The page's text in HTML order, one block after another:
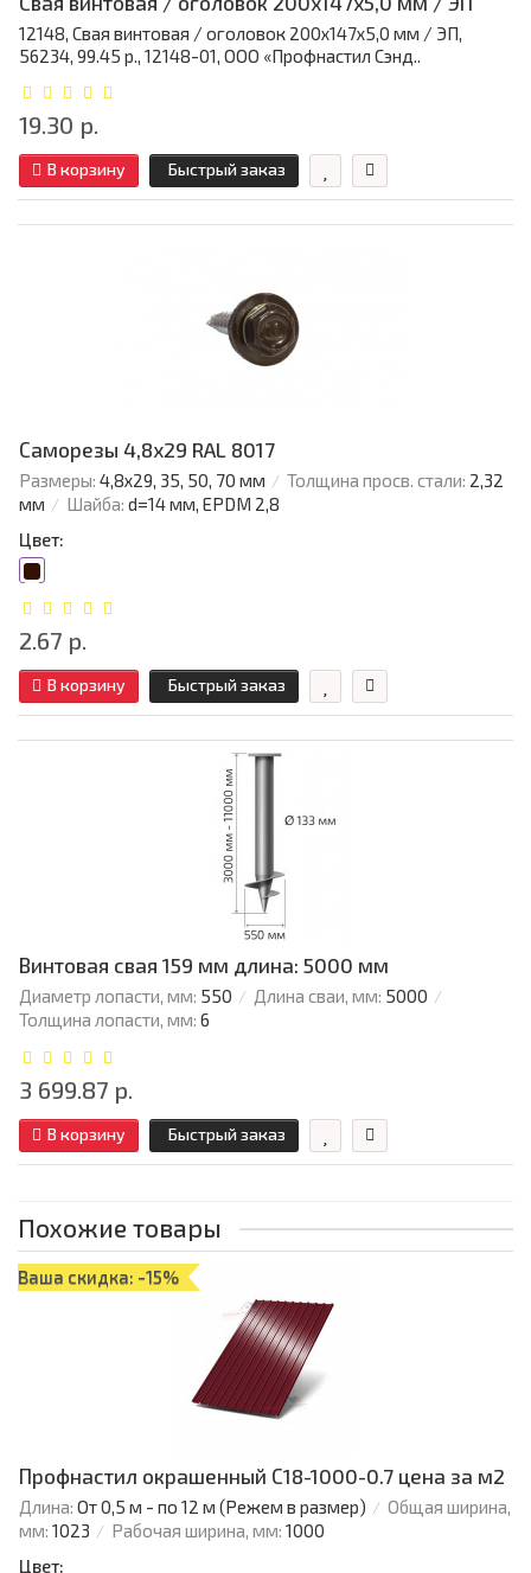
12148, Свая винтовая / оголовок 200x147x5,0 мм / ЭП,
56234, 99.45 р., 12148-01, ООО «Профнастил Сэнд..
19.30 р.
В корзину Быстрый заказ
Саморезы 4,8х29 RAL 8017
Размеры: 4,8х29, 35, 50, 70 мм Толщина просв. стали: 2,32
мм
Шайба: d=14 мм, EPDM 2,8
Цвет:
2.67 р.
В корзину Быстрый заказ
Винтовая свая 159 мм длина: 5000 мм
Диаметр лопасти, мм: 550 Длина сваи, мм: 5000
Толщина лопасти, мм: 6
3 699.87 р.
В корзину Быстрый заказ
Похожие товары
Ваша скидка: -15%
Профнастил окрашенный С18-1000-0.7 цена за м2
Длина: От 0,5 м - по 12 м (Режем в размер)
Общая ширина,
мм: 1023 Рабочая ширина, мм: 1000
Цвет: